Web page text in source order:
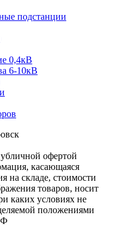
подстанции
0,4кВ
6-10кВ
офертой
касающаяся
на складе, стоимости
товаров, носит
каких условиях не
положениями